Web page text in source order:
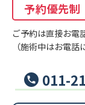
予約優先制
ご予約は直接お電
（施術中はお電話
011-